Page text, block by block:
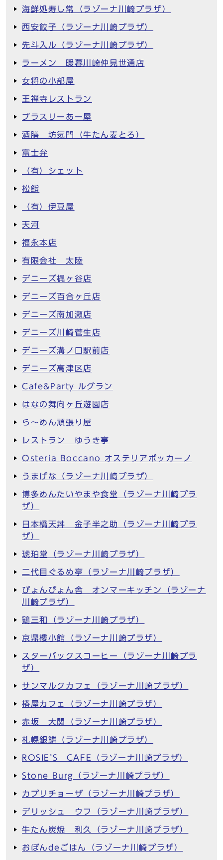
海鮮処寿し常（ラゾーナ川崎プラザ）
西安餃子（ラゾーナ川崎プラザ）
先斗入ル（ラゾーナ川崎プラザ）
ラーメン 暖暮川崎仲見世通店
女将の小部屋
王禅寺レストラン
ブラスリーあー屋
酒膳 坊気門（牛たん麦とろ）
富士弁
（有）シェット
松鮨
（有）伊豆屋
天河
福永本店
有限会社 太陸
デニーズ梶ヶ谷店
デニーズ百合ヶ丘店
デニーズ南加瀬店
デニーズ川崎菅生店
デニーズ溝ノ口駅前店
デニーズ高津区店
Cafe&Party ルグラン
はなの舞向ヶ丘遊園店
ら～めん頑張り屋
レストラン ゆうき亭
Osteria Boccano オステリアボッカーノ
うまげな（ラゾーナ川崎プラザ）
博多めんたいやまや食堂（ラゾーナ川崎プラ
ザ）
日本橋天丼 金子半之助（ラゾーナ川崎プラ
ザ）
琥珀堂（ラゾーナ川崎プラザ）
二代目ぐるめ亭（ラゾーナ川崎プラザ）
ぴょんぴょん舎 オンマーキッチン（ラゾーナ
川崎プラザ）
鶏三和（ラゾーナ川崎プラザ）
京鼎樓小館（ラゾーナ川崎プラザ）
スターバックスコーヒー（ラゾーナ川崎プラ
ザ）
サンマルクカフェ（ラゾーナ川崎プラザ）
椿屋カフェ（ラゾーナ川崎プラザ）
赤坂 大関（ラゾーナ川崎プラザ）
札幌銀鱗（ラゾーナ川崎プラザ）
ROSIE’S CAFE（ラゾーナ川崎プラザ）
Stone Burg（ラゾーナ川崎プラザ）
カプリチョーザ（ラゾーナ川崎プラザ）
デリッシュ ウフ（ラゾーナ川崎プラザ）
牛たん炭焼 利久（ラゾーナ川崎プラザ）
おぼんdeごはん（ラゾーナ川崎プラザ）